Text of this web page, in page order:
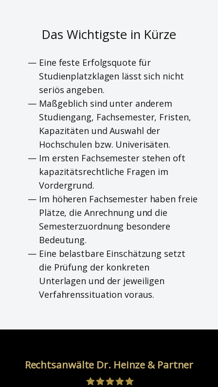
Das Wichtigste in Kürze
Eine feste Erfolgsquote für
Studienplatzklagen lässt sich nicht
seriös angeben.
Maßgeblich sind unter anderem
Studiengang, Fachsemester, Fristen,
Kapazitäten und Auswahl der
Hochschulen bzw. Univerisäten.
Im ersten Fachsemester stehen oft
kapazitätsrechtliche Fragen im
Vordergrund.
Im höheren Fachsemester haben freie
Plätze, die Anrechnung und die
Semesterzuordnung besondere
Bedeutung.
Eine belastbare Einschätzung setzt
die Prüfung der konkreten
Unterlagen und der jeweiligen
Verfahrenssituation voraus.
Rechtsanwälte Dr. Heinze & Partner